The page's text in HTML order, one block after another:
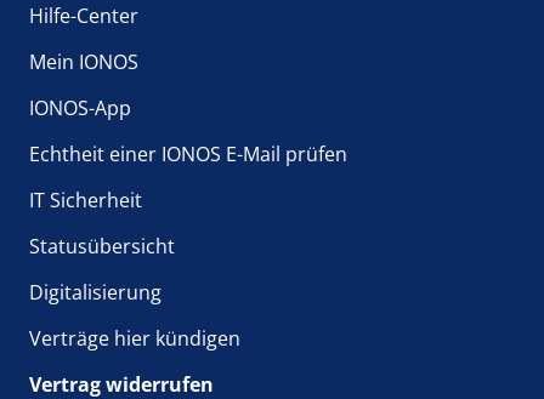
Hilfe-Center
Mein IONOS
IONOS-App
Echtheit einer IONOS E-Mail prüfen
IT Sicherheit
Statusübersicht
Digitalisierung
Verträge hier kündigen
Vertrag widerrufen